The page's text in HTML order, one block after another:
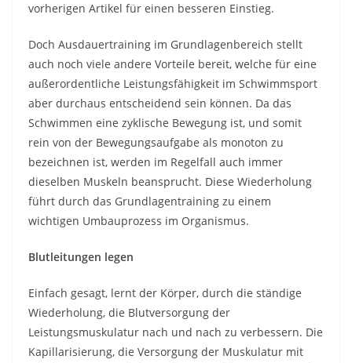
vorherigen Artikel für einen besseren Einstieg.
Doch Ausdauertraining im Grundlagenbereich stellt
auch noch viele andere Vorteile bereit, welche für eine
außerordentliche Leistungsfähigkeit im Schwimmsport
aber durchaus entscheidend sein können. Da das
Schwimmen eine zyklische Bewegung ist, und somit
rein von der Bewegungsaufgabe als monoton zu
bezeichnen ist, werden im Regelfall auch immer
dieselben Muskeln beansprucht. Diese Wiederholung
führt durch das Grundlagentraining zu einem
wichtigen Umbauprozess im Organismus.
Blutleitungen legen
Einfach gesagt, lernt der Körper, durch die ständige
Wiederholung, die Blutversorgung der
Leistungsmuskulatur nach und nach zu verbessern. Die
Kapillarisierung, die Versorgung der Muskulatur mit